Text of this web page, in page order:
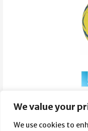
We value your
We use cookies to
Súvisiace